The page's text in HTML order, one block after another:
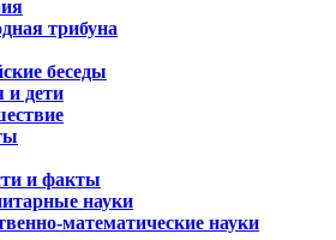
трибуна
беседы
и дети
и факты
науки
математические науки